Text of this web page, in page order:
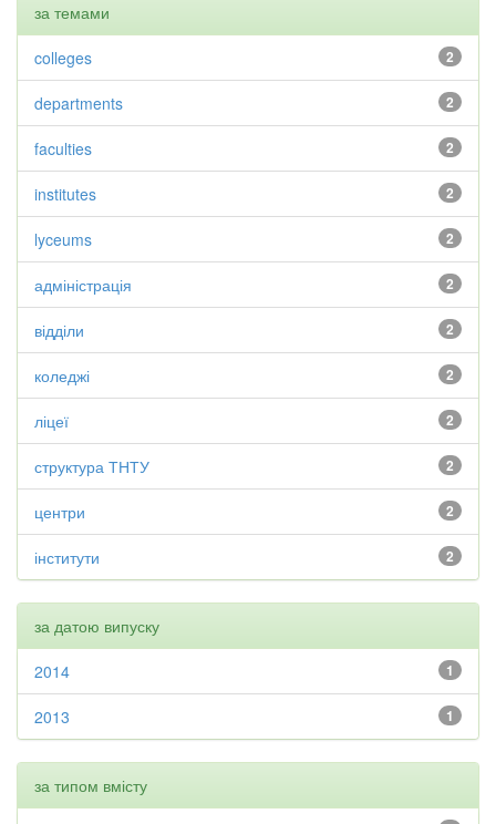
за темами
2
colleges
2
departments
2
faculties
2
institutes
2
lyceums
2
адміністрація
2
відділи
2
коледжі
2
ліцеї
2
структура ТНТУ
2
центри
2
інститути
за датою випуску
1
2014
1
2013
за типом вмісту